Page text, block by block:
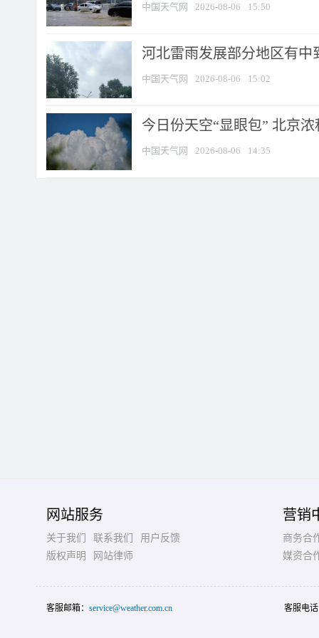
中国天气网 2026-08-06 15:50
河北雷雨发展部分地区有中
中国天气网 2026-08-06 15:02
今日份天空“显眼包” 北京
中国天气网 2026-08-06 14:35
网站服务
关于我们 联系我们
用户反馈
版权声明
网站律师
营销
商务合
媒资合
客服邮箱： service@weather.com.cn 客服电